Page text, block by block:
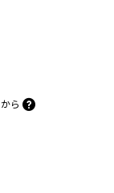
から